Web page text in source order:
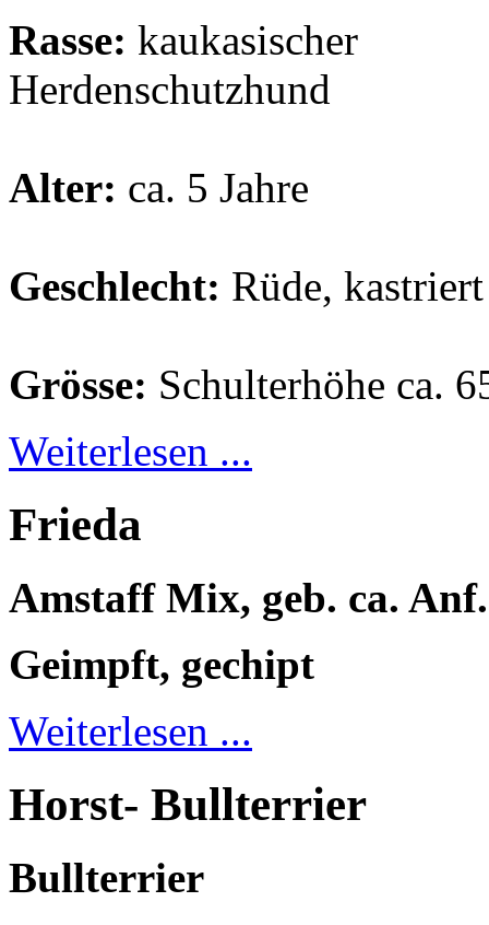
Rasse: kaukasischer
Herdenschutzhund
Alter: ca. 5 Jahre
Geschlecht: Rüde, kastriert
Grösse: Schulterhöhe ca.
Weiterlesen ...
Frieda
Amstaff Mix, geb. ca.
Geimpft, gechipt
Weiterlesen ...
Horst- Bullterrier
Bullterrier